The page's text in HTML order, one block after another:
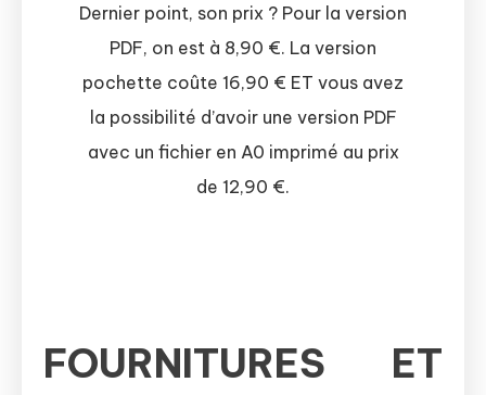
Dernier point, son prix ? Pour la version
PDF, on est à 8,90 €. La version
pochette coûte 16,90 € ET vous avez
la possibilité d’avoir une version PDF
avec un fichier en A0 imprimé au prix
de 12,90 €.
FOURNITURES ET